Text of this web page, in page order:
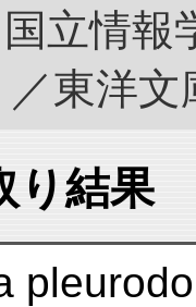
立情
東洋
り結果